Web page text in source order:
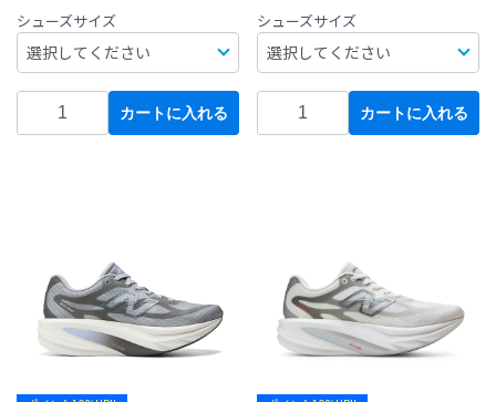
シューズサイズ
カートに入れる
シューズサイズ
カートに入れる